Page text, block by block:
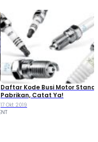
Daftar Kode Busi Motor
Pabrikan, Catat Ya!
17 Okt 2019